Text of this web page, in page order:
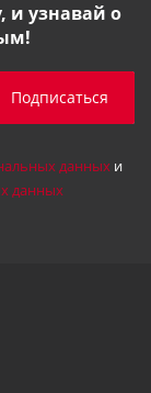
и узнавай о
данныхи
данных